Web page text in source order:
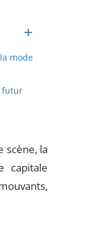
mode
futur
scène, la
capitale